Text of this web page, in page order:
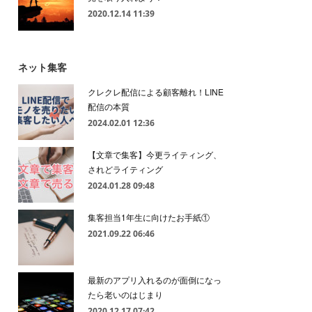
2020.12.14 11:39
ネット集客
クレクレ配信による顧客離れ！LINE
配信の本質
2024.02.01 12:36
【文章で集客】今更ライティング、
されどライティング
2024.01.28 09:48
集客担当1年生に向けたお手紙①
2021.09.22 06:46
最新のアプリ入れるのが面倒になっ
たら老いのはじまり